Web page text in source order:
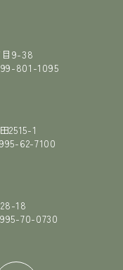
9-38
801-1095
2515-1
62-7100
18
70-0730